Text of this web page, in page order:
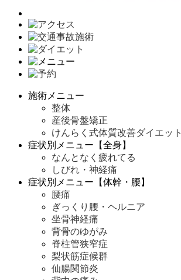
施術メニュー
整体
産後骨盤矯正
けんらく式体質改善ダイエット
症状別メニュー【全身】
なんとなく疲れてる
しびれ・神経痛
症状別メニュー【体幹・腰】
腰痛
ぎっくり腰・ヘルニア
坐骨神経痛
背骨のゆがみ
脊柱管狭窄症
梨状筋症候群
仙腸関節炎